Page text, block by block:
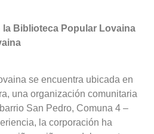
la Biblioteca Popular Lovaina
se encuentra ubicada en
una organización comunitaria
San Pedro, Comuna 4 –
la corporación ha